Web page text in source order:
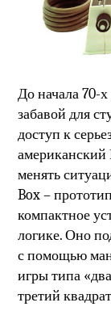
До начала 70-
забавой для
доступ к
американский
менять
Box –
компактное
логике. Оно
с помощью
игры типа
третий